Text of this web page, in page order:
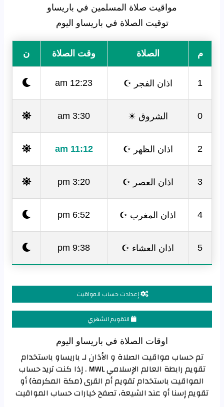
مواقيت صلاة المسلمين في باريساو
توقيت الصلاة في باريساو اليوم
م الصلاة وقت الصلاة ن
1 اذان الفجر ☪ 12:23 am
0 الشروق ☀ 3:30 am
2 اذان الظهر ☪ 11:12 am
3 اذان العصر ☪ 3:20 pm
4 اذان المغرب ☪ 6:52 pm
5 اذان العشاء ☪ 9:38 pm
إعدادت حساب المواقيت
التقويم الشهري
اوقات الصلاة في باريساو اليوم
تم حساب مواقيت الصلاة و الأذان لـ باريساو باستخدام
تقويم رابطة العالم الإسلامي MWL . إذا كنت تريد حساب
المواقيت باستخدام تقويم أم القرى (مكة المكرمة) أو
تقويم إسنا أو عند الشيعة، تصفح خيارات حساب المواقيت